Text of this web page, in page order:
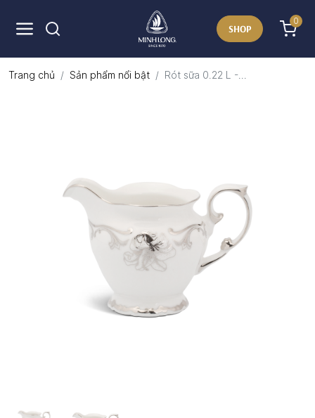
SHOP
0
Trang chủ Sản phẩm nổi bật Rót sữa 0.22 L -...